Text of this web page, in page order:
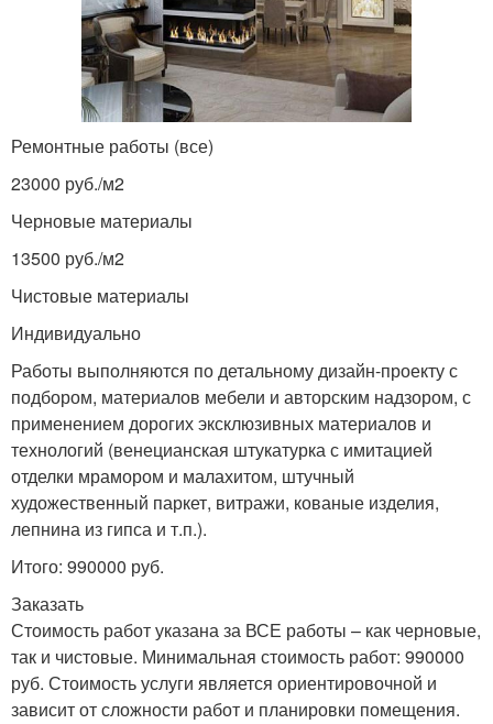
Ремонтные работы (все)
23000 руб./м2
Черновые материалы
13500 руб./м2
Чистовые материалы
Индивидуально
Работы выполняются по детальному дизайн-проекту с
подбором, материалов мебели и авторским надзором, с
применением дорогих эксклюзивных материалов и
технологий (венецианская штукатурка с имитацией
отделки мрамором и малахитом, штучный
художественный паркет, витражи, кованые изделия,
лепнина из гипса и т.п.).
Итого: 990000 руб.
Заказать
Стоимость работ указана за ВСЕ работы – как черновые,
так и чистовые. Минимальная стоимость работ: 990000
руб. Стоимость услуги является ориентировочной и
зависит от сложности работ и планировки помещения.